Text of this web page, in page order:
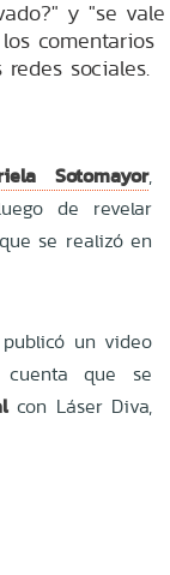
y "se vale
comentarios
sociales.
Sotomayor,
de revelar
que se realizó en
un video
cuenta que se
con Láser Diva,